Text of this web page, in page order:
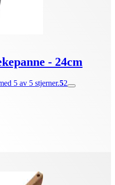
- 24cm
5 av 5 stjerner.52